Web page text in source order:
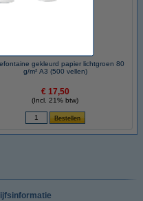
gekleurd papier lichtgroen 80
g/m² A3 (500 vellen)
€ 17,50
(Incl. 21% btw)